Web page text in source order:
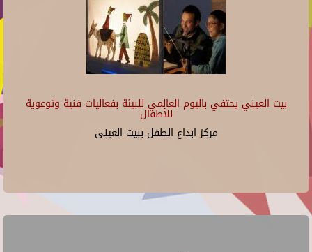
بيت العيني يحتفي باليوم العالمي للبيئة بفعاليات فنية وتوعوية
للأطفال
مركز ابداع الطفل ببيت العينى